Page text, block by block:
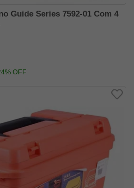
Guide Series 7592-01 Com 4
OFF